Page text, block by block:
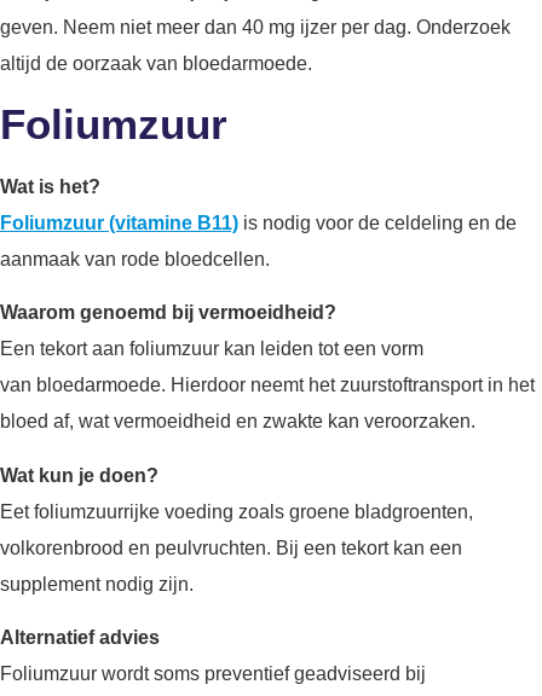
geven. Neem niet meer dan 40 mg ijzer per dag. Onderzoek
altijd de oorzaak van bloedarmoede.
Foliumzuur
Wat is het?
Foliumzuur (vitamine B11) is nodig voor de celdeling en de
aanmaak van rode bloedcellen.
Waarom genoemd bij vermoeidheid?
Een tekort aan foliumzuur kan leiden tot een vorm
van bloedarmoede. Hierdoor neemt het zuurstoftransport in het
bloed af, wat vermoeidheid en zwakte kan veroorzaken.
Wat kun je doen?
Eet foliumzuurrijke voeding zoals groene bladgroenten,
volkorenbrood en peulvruchten. Bij een tekort kan een
supplement nodig zijn.
Alternatief advies
Foliumzuur wordt soms preventief geadviseerd bij